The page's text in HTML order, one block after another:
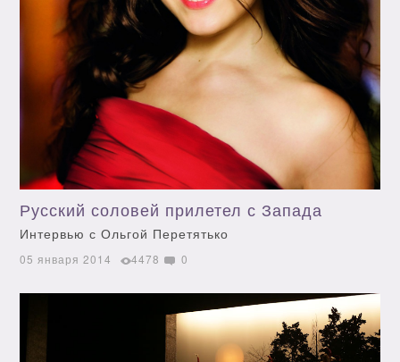
Русский соловей прилетел с Запада
Интервью с Ольгой Перетятько
05 января 2014 4478 0